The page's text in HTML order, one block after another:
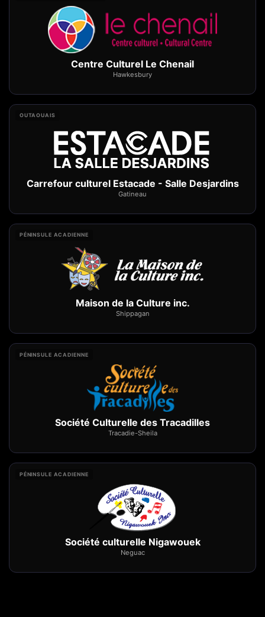
Centre Culturel Le Chenail
Hawkesbury
OUTAOUAIS
Carrefour culturel Estacade - Salle Desjardins
Gatineau
PÉNINSULE ACADIENNE
Maison de la Culture inc.
Shippagan
PÉNINSULE ACADIENNE
Société Culturelle des Tracadilles
Tracadie-Sheila
PÉNINSULE ACADIENNE
Société culturelle Nigawouek
Neguac